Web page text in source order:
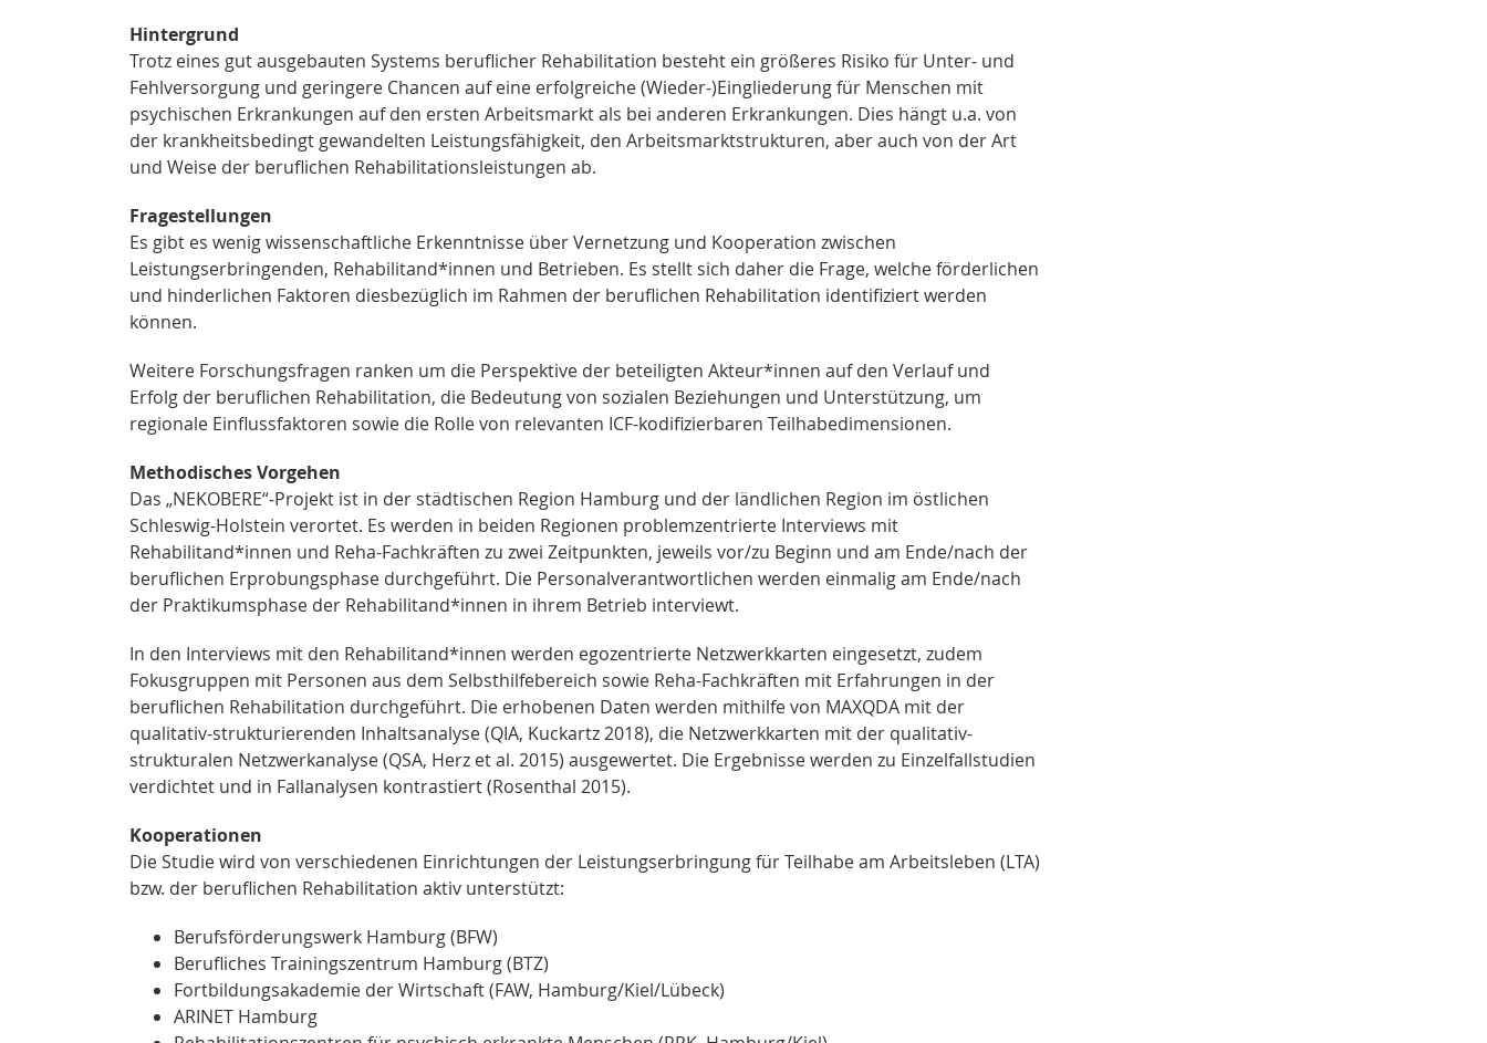
Hintergrund
Trotz eines gut ausgebauten Systems beruflicher Rehabilitation besteht ein größeres Risiko für Unter- und
Fehlversorgung und geringere Chancen auf eine erfolgreiche (Wieder-)Eingliederung für Menschen mit
psychischen Erkrankungen auf den ersten Arbeitsmarkt als bei anderen Erkrankungen. Dies hängt u.a. von
der krankheitsbedingt gewandelten Leistungsfähigkeit, den Arbeitsmarktstrukturen, aber auch von der Art
und Weise der beruflichen Rehabilitationsleistungen ab.
Fragestellungen
Es gibt es wenig wissenschaftliche Erkenntnisse über Vernetzung und Kooperation zwischen
Leistungserbringenden, Rehabilitand*innen und Betrieben. Es stellt sich daher die Frage, welche förderlichen
und hinderlichen Faktoren diesbezüglich im Rahmen der beruflichen Rehabilitation identifiziert werden
können.
Weitere Forschungsfragen ranken um die Perspektive der beteiligten Akteur*innen auf den Verlauf und
Erfolg der beruflichen Rehabilitation, die Bedeutung von sozialen Beziehungen und Unterstützung, um
regionale Einflussfaktoren sowie die Rolle von relevanten ICF-kodifizierbaren Teilhabedimensionen.
Methodisches Vorgehen
Das „NEKOBERE“-Projekt ist in der städtischen Region Hamburg und der ländlichen Region im östlichen
Schleswig-Holstein verortet. Es werden in beiden Regionen problemzentrierte Interviews mit
Rehabilitand*innen und Reha-Fachkräften zu zwei Zeitpunkten, jeweils vor/zu Beginn und am Ende/nach der
beruflichen Erprobungsphase durchgeführt. Die Personalverantwortlichen werden einmalig am Ende/nach
der Praktikumsphase der Rehabilitand*innen in ihrem Betrieb interviewt.
In den Interviews mit den Rehabilitand*innen werden egozentrierte Netzwerkkarten eingesetzt, zudem
Fokusgruppen mit Personen aus dem Selbsthilfebereich sowie Reha-Fachkräften mit Erfahrungen in der
beruflichen Rehabilitation durchgeführt. Die erhobenen Daten werden mithilfe von MAXQDA mit der
qualitativ-strukturierenden Inhaltsanalyse (QIA, Kuckartz 2018), die Netzwerkkarten mit der qualitativ-
strukturalen Netzwerkanalyse (QSA, Herz et al. 2015) ausgewertet. Die Ergebnisse werden zu Einzelfallstudien
verdichtet und in Fallanalysen kontrastiert (Rosenthal 2015).
Kooperationen
Die Studie wird von verschiedenen Einrichtungen der Leistungserbringung für Teilhabe am Arbeitsleben (LTA)
bzw. der beruflichen Rehabilitation aktiv unterstützt:
Berufsförderungswerk Hamburg (BFW)
Berufliches Trainingszentrum Hamburg (BTZ)
Fortbildungsakademie der Wirtschaft (FAW, Hamburg/Kiel/Lübeck)
ARINET Hamburg